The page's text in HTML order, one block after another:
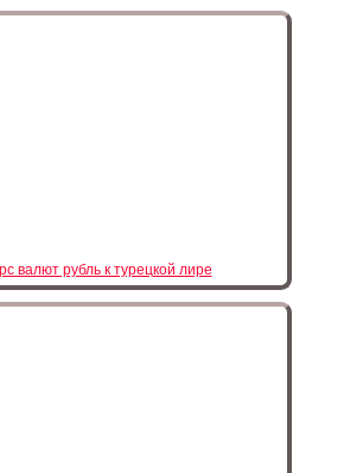
валют рубль к турецкой лире